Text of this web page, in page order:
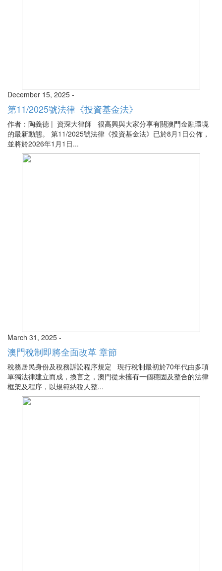
December 15, 2025 -
第11/2025號法律《投資基金法》
作者：陶義德 | 資深大律師 很高興與大家分享有關澳門金融環境
的最新動態。 第11/2025號法律《投資基金法》已於8月1日公佈，
並將於2026年1月1日...
March 31, 2025 -
澳門稅制即將全面改革 章節
稅務居民身份及稅務訴訟程序規定 現行稅制最初於70年代由多項
單獨法律建立而成，換言之，澳門從未擁有一個穩固及整合的法律
框架及程序，以規範納稅人整...